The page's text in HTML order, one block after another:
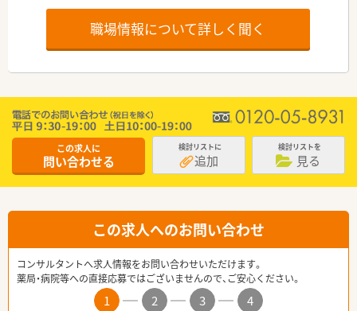
職場情報について詳しく聞く
この求人に
問い合わせる
検討リストに
追加
検討リストを
見る
この求人へのお問い合わせ
コンサルタントへ求人情報をお問い合わせいただけます。
薬局・病院等への直接応募ではございませんので、ご安心ください。
1 2 3
4